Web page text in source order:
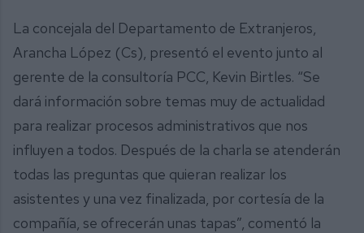
La concejala del Departamento de Extranjeros,
Arancha López (Cs), presentó el evento junto al
gerente de la consultoría PCC, Kevin Birtles. “Se
dará información sobre temas muy de actualidad
para realizar procesos administrativos que nos
influyen a todos. Después de la charla se atenderán
todas las preguntas que quieran realizar los
asistentes y una vez finalizada, por cortesía de la
compañía, se ofrecerán unas tapas”, comentó la